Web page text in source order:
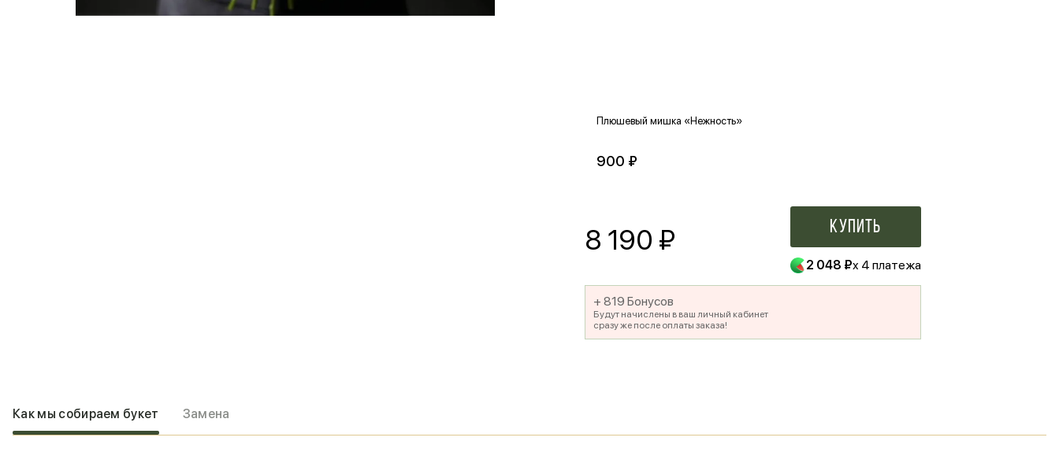
Плюшевый мишка «Нежность»
900 ₽
8 190 ₽ Купить
2 048 ₽x 4 платежа
+ 819 Бонусов
Будут начислены в ваш личный кабинет
сразу же после оплаты заказа!
Как мы собираем букет Замена